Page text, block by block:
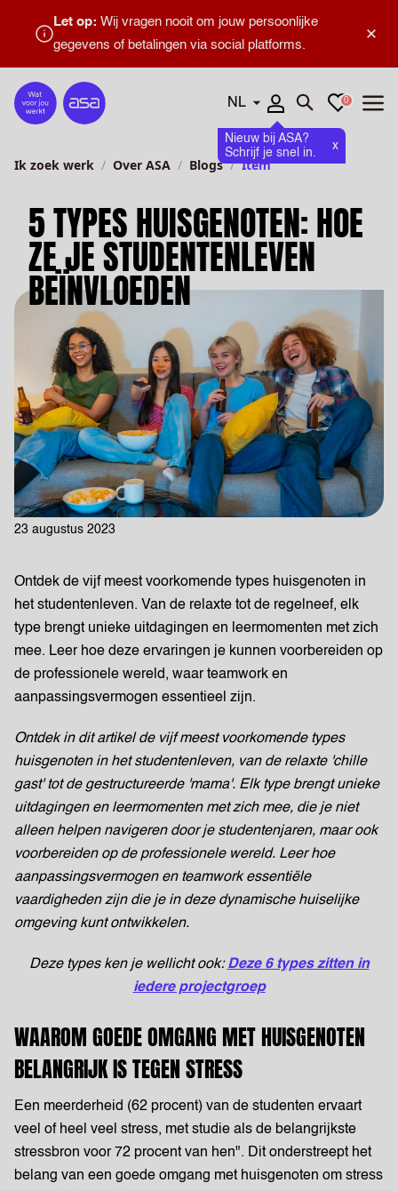
×
Let op: Wij vragen nooit om jouw persoonlijke
gegevens of betalingen via social platforms.
Home
Talen
Nieuw bij ASA?
Schrijf je snel in.
x
Zoeken openen
Favorieten
0
Ik zoek werk Over ASA Blogs Item
5 TYPES HUISGENOTEN: HOE
ZE JE STUDENTENLEVEN
BEÏNVLOEDEN
23 augustus 2023
Ontdek de vijf meest voorkomende types huisgenoten in
het studentenleven. Van de relaxte tot de regelneef, elk
type brengt unieke uitdagingen en leermomenten met zich
mee. Leer hoe deze ervaringen je kunnen voorbereiden op
de professionele wereld, waar teamwork en
aanpassingsvermogen essentieel zijn.
Ontdek in dit artikel de vijf meest voorkomende types
huisgenoten in het studentenleven, van de relaxte 'chille
gast' tot de gestructureerde 'mama'. Elk type brengt unieke
uitdagingen en leermomenten met zich mee, die je niet
alleen helpen navigeren door je studentenjaren, maar ook
voorbereiden op de professionele wereld. Leer hoe
aanpassingsvermogen en teamwork essentiële
vaardigheden zijn die je in deze dynamische huiselijke
omgeving kunt ontwikkelen.
Deze types ken je wellicht ook:Deze 6 types zitten in
iedere projectgroep
WAAROM GOEDE OMGANG MET HUISGENOTEN
BELANGRIJK IS TEGEN STRESS
Een meerderheid (62 procent) van de studenten ervaart
veel of heel veel stress, met studie als de belangrijkste
stressbron voor 72 procent van hen"​​. Dit onderstreept het
belang van een goede omgang met huisgenoten om stress